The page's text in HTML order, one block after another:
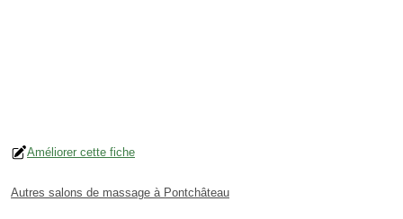
Améliorer cette fiche
Autres salons de massage à Pontchâteau